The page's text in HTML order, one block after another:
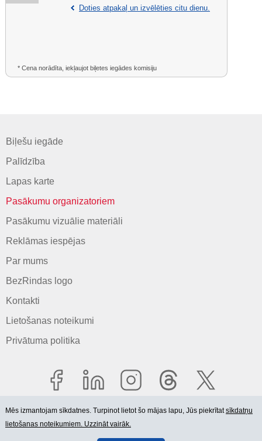
Doties atpakaļ un izvēlēties citu dienu.
* Cena norādīta, iekļaujot biļetes iegādes komisiju
Biļešu iegāde
Palīdzība
Lapas karte
Pasākumu organizatoriem
Pasākumu vizuālie materiāli
Reklāmas iespējas
Par mums
BezRindas logo
Kontakti
Lietošanas noteikumi
Privātuma politika
© 2006-2026 SIA "BEZRINDAS.LV".
Mēs izmantojam sīkdatnes. Turpinot lietot šo mājas lapu, Jūs piekrītatsīkdatņu
lietošanas noteikumiem. Uzzināt vairāk.